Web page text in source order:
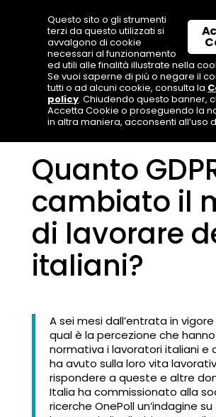
Quanto
cambiato il
di lavorare
italiani?
A sei mesi dall’entrata in vigore
qual è la percezione che
normativa i lavoratori italiani e
ha avuto sulla loro vita
rispondere a queste e altre
Italia ha commissionato alla
ricerche OnePoll un’indagine su
Questo sito o gli strumenti
terzi da questo utilizzati si
avvalgono di cookie
necessari al funzionamento
ed utili alle finalità illustrate nella
Se vuoi saperne di più o negare il
tutti o ad alcuni cookie, consulta la
policy. Chiudendo questo banner,
Accetta Cookie o proseguendo la
in altra maniera, acconsenti all’uso